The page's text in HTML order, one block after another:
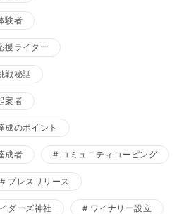
験者
援ライター
戦秘話
案者
成のポイント
成者 コミュニティコーピング
プレスリリース
ダーズ神社 ワイナリー設立